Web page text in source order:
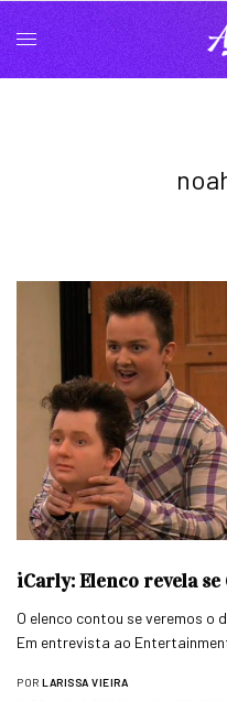
iCarly: Elenco revela
O elenco contou se veremos o
Em entrevista ao
POR LARISSA VIEIRA